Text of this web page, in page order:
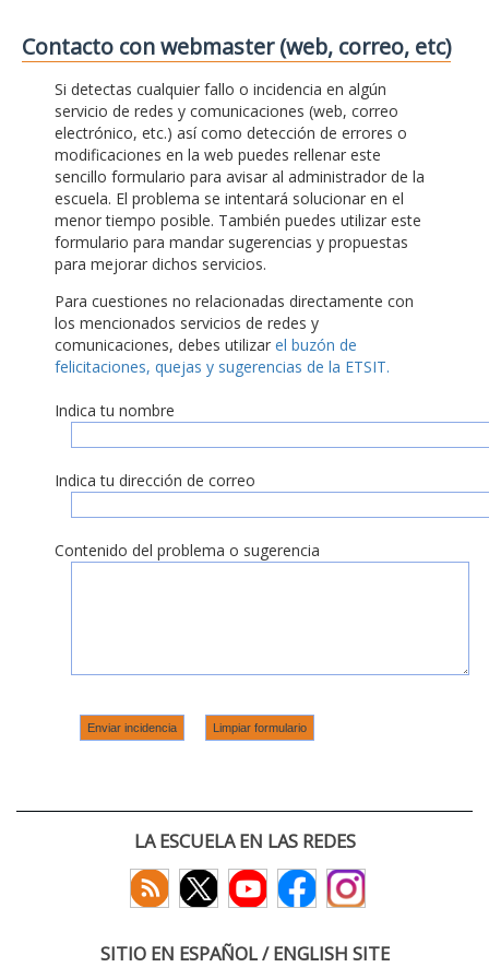
Contacto con webmaster (web, correo, etc)
Si detectas cualquier fallo o incidencia en algún
servicio de redes y comunicaciones (web, correo
electrónico, etc.) así como detección de errores o
modificaciones en la web puedes rellenar este
sencillo formulario para avisar al administrador de la
escuela. El problema se intentará solucionar en el
menor tiempo posible. También puedes utilizar este
formulario para mandar sugerencias y propuestas
para mejorar dichos servicios.
Para cuestiones no relacionadas directamente con
los mencionados servicios de redes y
comunicaciones, debes utilizar el buzón de
felicitaciones, quejas y sugerencias de la ETSIT.
Indica tu nombre
Indica tu dirección de correo
Contenido del problema o sugerencia
LA ESCUELA EN LAS REDES
SITIO EN ESPAÑOL / ENGLISH SITE